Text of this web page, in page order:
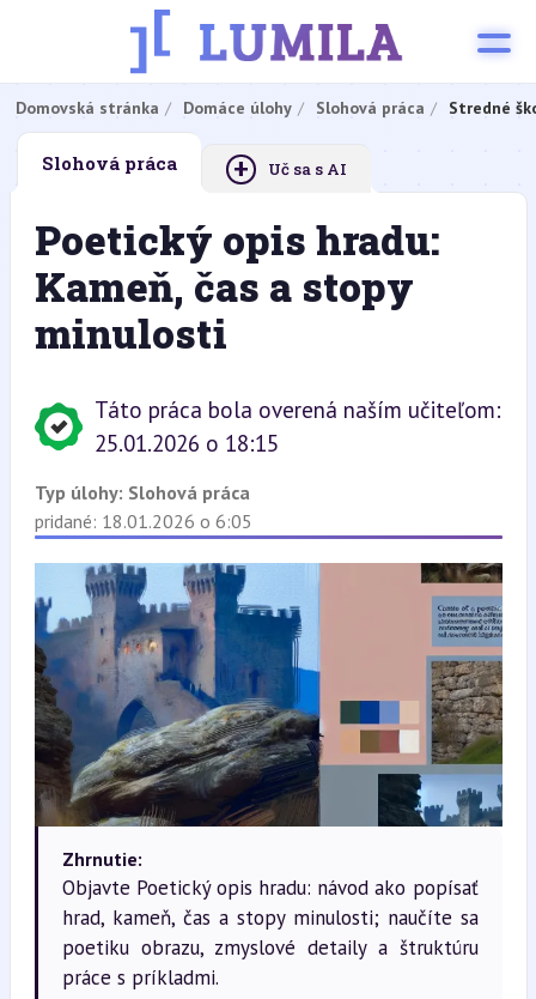
Domovská stránka Domáce úlohy Slohová práca Stredné
Slohová práca + Uč sa s AI
Poetický opis hradu:
Kameň, čas a stopy
minulosti
Táto práca bola overená naším učiteľom:
25.01.2026 o 18:15
Typ úlohy: Slohová práca
pridané: 18.01.2026 o 6:05
Zhrnutie:
Objavte Poetický opis hradu: návod ako popísať
hrad, kameň, čas a stopy minulosti; naučíte sa
poetiku obrazu, zmyslové detaily a štruktúru
práce s príkladmi.